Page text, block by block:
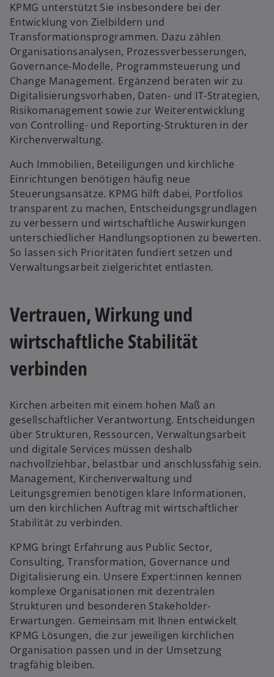
KPMG unterstützt Sie insbesondere bei der
Entwicklung von Zielbildern und
Transformationsprogrammen. Dazu zählen
Organisationsanalysen, Prozessverbesserungen,
Governance-Modelle, Programmsteuerung und
Change Management. Ergänzend beraten wir zu
Digitalisierungsvorhaben, Daten- und IT-Strategien,
Risikomanagement sowie zur Weiterentwicklung
von Controlling- und Reporting-Strukturen in der
Kirchenverwaltung.
Auch Immobilien, Beteiligungen und kirchliche
Einrichtungen benötigen häufig neue
Steuerungsansätze. KPMG hilft dabei, Portfolios
transparent zu machen, Entscheidungsgrundlagen
zu verbessern und wirtschaftliche Auswirkungen
unterschiedlicher Handlungsoptionen zu bewerten.
So lassen sich Prioritäten fundiert setzen und
Verwaltungsarbeit zielgerichtet entlasten.
Vertrauen, Wirkung und
wirtschaftliche Stabilität
verbinden
Kirchen arbeiten mit einem hohen Maß an
gesellschaftlicher Verantwortung. Entscheidungen
über Strukturen, Ressourcen, Verwaltungsarbeit
und digitale Services müssen deshalb
nachvollziehbar, belastbar und anschlussfähig sein.
Management, Kirchenverwaltung und
Leitungsgremien benötigen klare Informationen,
um den kirchlichen Auftrag mit wirtschaftlicher
Stabilität zu verbinden.
KPMG bringt Erfahrung aus Public Sector,
Consulting, Transformation, Governance und
Digitalisierung ein. Unsere Expert:innen kennen
komplexe Organisationen mit dezentralen
Strukturen und besonderen Stakeholder-
Erwartungen. Gemeinsam mit Ihnen entwickelt
KPMG Lösungen, die zur jeweiligen kirchlichen
Organisation passen und in der Umsetzung
tragfähig bleiben.